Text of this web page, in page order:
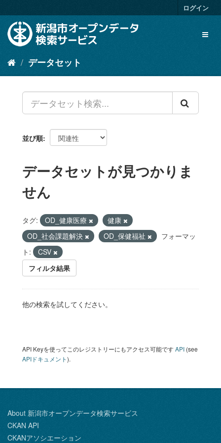
キ
容
ログイン
データセット
並び順
データセットが見つかりま
せん
タグ: OD_健康医療
健康
OD_社会課題解決
OD_保健福祉
フォーマッ
ト:
CSV
フィルタ結果
他の検索を試してください。
API Keyを使ってこのレジストリーにもアクセス可能ですAPI (see
APIドキュメント).
About 新潟市オープンデータ検索サービス
CKAN API
CKANアソシエーション